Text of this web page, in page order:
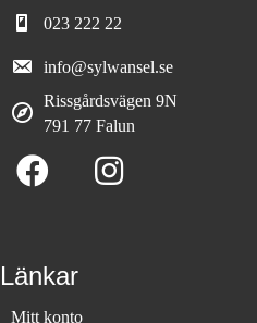
023 222 22
info@sylwansel.se
Rissgårdsvägen 9N
791 77 Falun
Länkar
Mitt konto